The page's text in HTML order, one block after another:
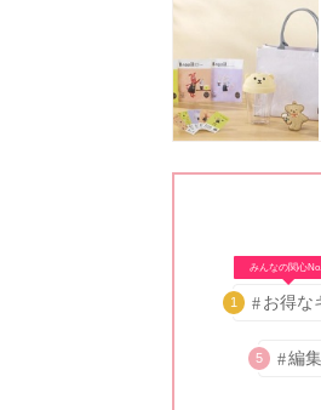
みんなの関心
1 お得な
5 編